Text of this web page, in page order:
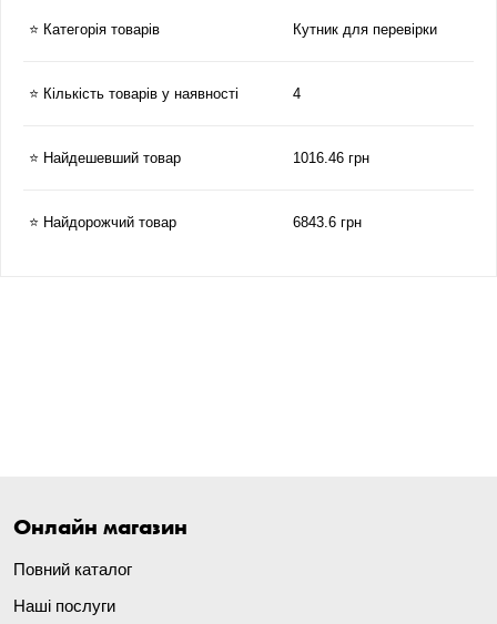
⭐ Категорія товарів Кутник для перевірки
⭐ Кількість товарів у наявності 4
⭐ Найдешевший товар 1016.46 грн
⭐ Найдорожчий товар 6843.6 грн
Онлайн магазин
Повний каталог
Наші послуги